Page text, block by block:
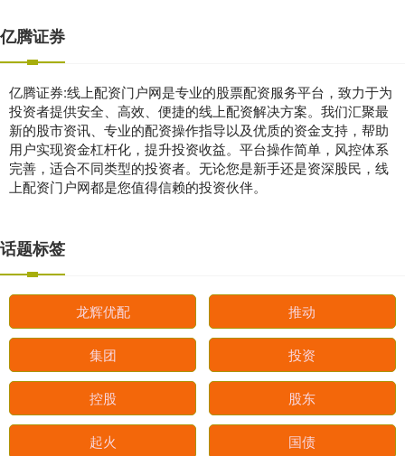
亿腾证券
亿腾证券:线上配资门户网是专业的股票配资服务平台，致力于为
投资者提供安全、高效、便捷的线上配资解决方案。我们汇聚最
新的股市资讯、专业的配资操作指导以及优质的资金支持，帮助
用户实现资金杠杆化，提升投资收益。平台操作简单，风控体系
完善，适合不同类型的投资者。无论您是新手还是资深股民，线
上配资门户网都是您值得信赖的投资伙伴。
话题标签
龙辉优配 推动
集团 投资
控股 股东
起火 国债